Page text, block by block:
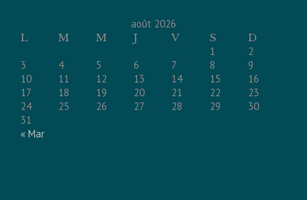
août 2026
L
M M J V S
D
1
2
3
4 5 6 7 8
9
10
11 12 13 14 15
16
17
18 19 20 21 22
23
24
25 26 27 28 29
30
31
« Mar